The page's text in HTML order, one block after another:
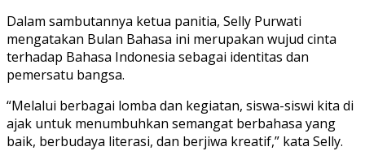
Dalam sambutannya ketua panitia, Selly Purwati
mengatakan Bulan Bahasa ini merupakan wujud cinta
terhadap Bahasa Indonesia sebagai identitas dan
pemersatu bangsa.
“Melalui berbagai lomba dan kegiatan, siswa-siswi kita di
ajak untuk menumbuhkan semangat berbahasa yang
baik, berbudaya literasi, dan berjiwa kreatif,” kata Selly.